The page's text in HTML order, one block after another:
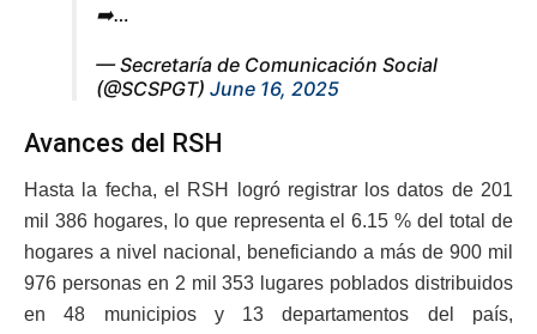
➡️…
— Secretaría de Comunicación Social
(@SCSPGT) June 16, 2025
Avances del RSH
Hasta la fecha, el RSH logró registrar los datos de 201
mil 386 hogares, lo que representa el 6.15 % del total de
hogares a nivel nacional, beneficiando a más de 900 mil
976 personas en 2 mil 353 lugares poblados distribuidos
en 48 municipios y 13 departamentos del país,